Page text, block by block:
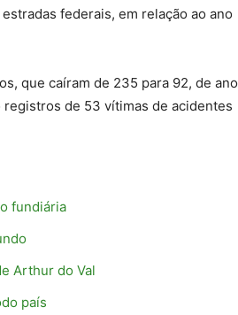
federais, em relação ao ano
que caíram de 235 para 92, de ano
de 53 vítimas de acidentes
fundiária
Arthur do Val
país